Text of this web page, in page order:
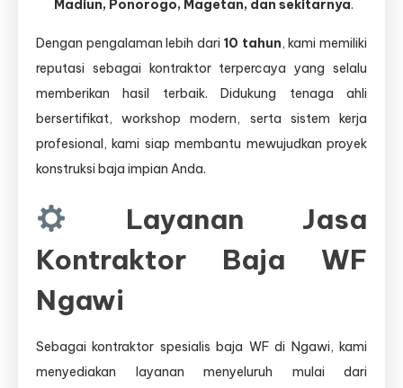
Madiun, Ponorogo, Magetan, dan sekitarnya.
Dengan pengalaman lebih dari 10 tahun, kami memiliki
reputasi sebagai kontraktor terpercaya yang selalu
memberikan hasil terbaik. Didukung tenaga ahli
bersertifikat, workshop modern, serta sistem kerja
profesional, kami siap membantu mewujudkan proyek
konstruksi baja impian Anda.
Layanan Jasa
Kontraktor Baja WF
Ngawi
Sebagai kontraktor spesialis baja WF di Ngawi, kami
menyediakan layanan menyeluruh mulai dari